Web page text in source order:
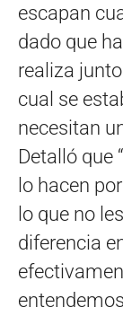
escapan
dado que
realiza
cual se
necesitan
Detalló que
lo hacen
lo que no
diferencia